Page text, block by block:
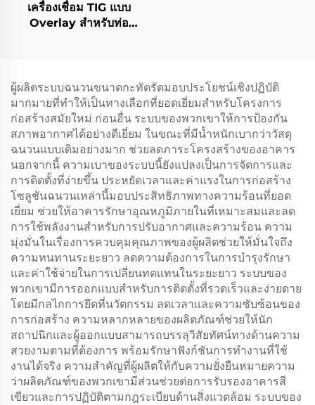
เครื่องเชื่อม TIG แบบ
Overlay สำหรับท่อ
ผู้ผลิตระบบฉนวนขนาดกะทัดรัดมอบประโยชน์เชิงปฏิบัติ
มากมายที่ทำให้เป็นทางเลือกที่ยอดเยี่ยมสำหรับโครงการ
ก่อสร้างสมัยใหม่ ก่อนอื่น ระบบของพวกเขาให้การป้องกัน
สภาพอากาศได้อย่างดีเยี่ยม ในขณะที่มีน้ำหนักเบากว่าวัสดุ
ฉนวนแบบเดิมอย่างมาก ช่วยลดภาระโครงสร้างของอาคาร
นอกจากนี้ ความเบาของระบบนี้ยังแปลงเป็นการจัดการและ
การติดตั้งที่ง่ายขึ้น ประหยัดเวลาและค่าแรงในการก่อสร้าง
โซลูชันฉนวนเหล่านี้มอบประสิทธิภาพทางความร้อนที่ยอด
เยี่ยม ช่วยให้อาคารรักษาอุณหภูมิภายในที่เหมาะสมและลด
การใช้พลังงานสำหรับการปรับอากาศและความร้อน ความ
มุ่งมั่นในเรื่องการควบคุมคุณภาพของผู้ผลิตช่วยให้มั่นใจถึง
ความทนทานระยะยาว ลดความต้องการในการบำรุงรักษา
และค่าใช้จ่ายในการเปลี่ยนทดแทนในระยะยาว ระบบของ
พวกเขามีการออกแบบสำหรับการติดตั้งที่รวดเร็วและง่ายดาย
โดยมีกลไกการยึดที่นวัตกรรม ลดเวลาและความซับซ้อนของ
การก่อสร้าง ความหลากหลายของผลิตภัณฑ์ช่วยให้นัก
สถาปนิกและผู้ออกแบบสามารถบรรลุวิสัยทัศน์ทางด้านความ
สวยงามตามที่ต้องการ พร้อมรักษาฟังก์ชันการทำงานที่ใช้
งานได้จริง ความสำคัญที่ผู้ผลิตให้กับความยั่งยืนหมายความ
ว่าผลิตภัณฑ์ของพวกเขามีส่วนช่วยต่อการรับรองอาคารสี
เขียวและการปฏิบัติตามกฎระเบียบด้านสิ่งแวดล้อม ระบบของ